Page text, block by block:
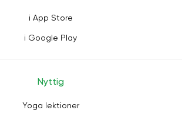
i App Store
i Google Play
Nyttig
Yoga lektioner